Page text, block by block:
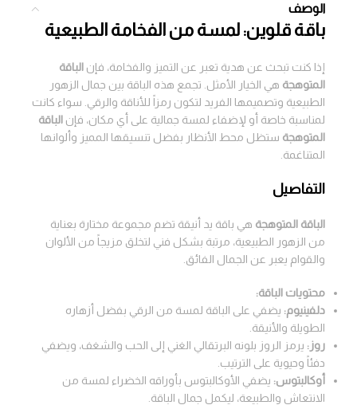
الوصف
باقة قلوين: لمسة من الفخامة الطبيعية
إذا كنت تبحث عن هدية تعبر عن التميز والفخامة، فإن الباقة
المتوهجة هي الخيار الأمثل. تجمع هذه الباقة بين جمال الزهور
الطبيعية وتصميمها الفريد لتكون رمزاً للأناقة والرقي. سواء كانت
لمناسبة خاصة أو لإضفاء لمسة جمالية على أي مكان، فإن الباقة
المتوهجة ستظل محط الأنظار بفضل تنسيقها المميز وألوانها
المتناغمة.
التفاصيل
الباقة المتوهجة هي باقة يد أنيقة تضم مجموعة مختارة بعناية
من الزهور الطبيعية، مرتبة بشكل فني لتخلق مزيجاً من الألوان
والقوام يعبر عن الجمال الفائق.
محتويات الباقة:
دلفينيوم: يضفي على الباقة لمسة من الرقي بفضل أزهاره
الطويلة والأنيقة.
روز: يرمز الروز بلونه البرتقالي الغني إلى الحب والشغف، ويضفي
دفئاً وحيوية على الترتيب.
أوكالبتوس: يضفي الأوكالبتوس بأوراقه الخضراء لمسة من
الانتعاش والطبيعة، ليكمل جمال الباقة.